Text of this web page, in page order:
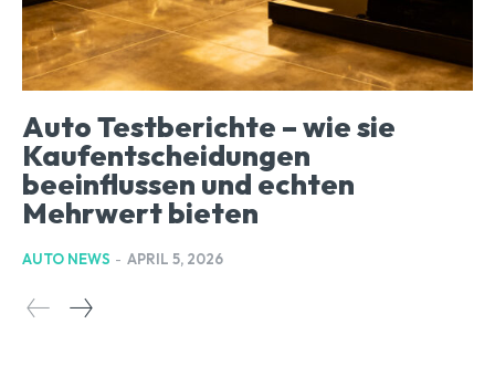
Auto Testberichte – wie sie
Kaufentscheidungen
beeinflussen und echten
Mehrwert bieten
AUTO NEWS - APRIL 5, 2026